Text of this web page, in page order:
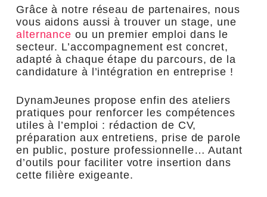
Grâce à notre réseau de partenaires, nous
vous aidons aussi à trouver un stage, une
alternance ou un premier emploi dans le
secteur. L’accompagnement est concret,
adapté à chaque étape du parcours, de la
candidature à l’intégration en entreprise !
DynamJeunes propose enfin des ateliers
pratiques pour renforcer les compétences
utiles à l’emploi : rédaction de CV,
préparation aux entretiens, prise de parole
en public, posture professionnelle… Autant
d’outils pour faciliter votre insertion dans
cette filière exigeante.